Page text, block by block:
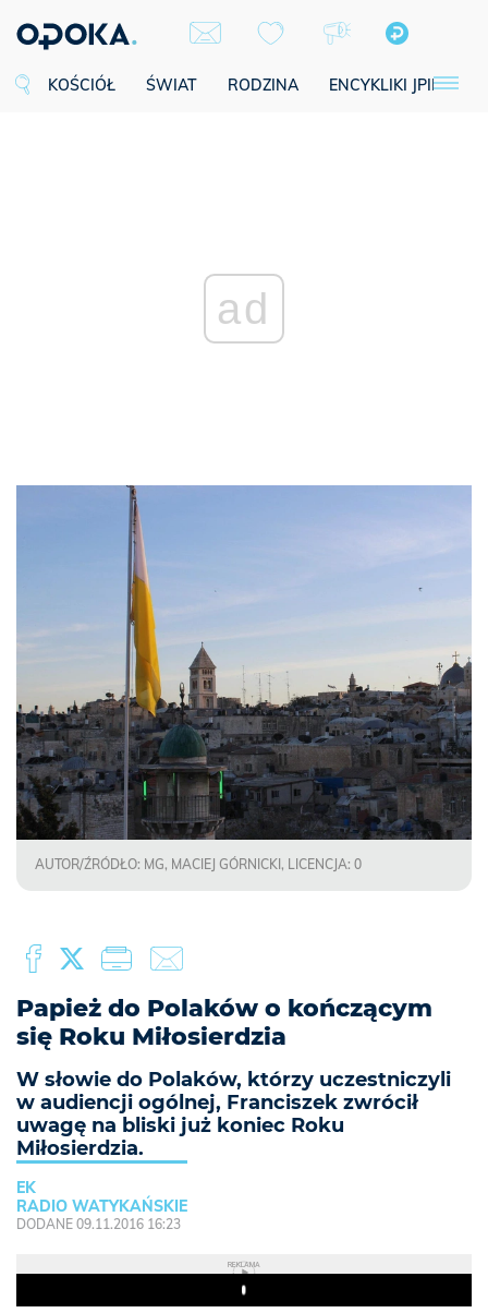
KOŚCIÓŁ ŚWIAT RODZINA ENCYKLIKI JPII
ad
AUTOR/ŹRÓDŁO: MG, MACIEJ GÓRNICKI, LICENCJA: 0
Papież do Polaków o kończącym
się Roku Miłosierdzia
W słowie do Polaków, którzy uczestniczyli
w audiencji ogólnej, Franciszek zwrócił
uwagę na bliski już koniec Roku
Miłosierdzia.
EK
RADIO WATYKAŃSKIE
DODANE 09.11.2016 16:23
REKLAMA
Play